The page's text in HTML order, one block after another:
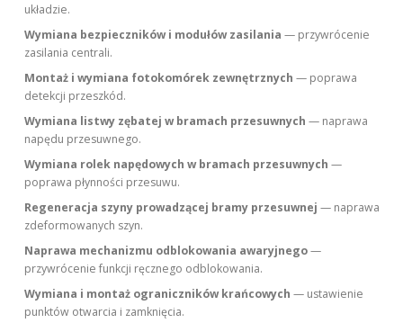
układzie.
Wymiana bezpieczników i modułów zasilania — przywrócenie
zasilania centrali.
Montaż i wymiana fotokomórek zewnętrznych — poprawa
detekcji przeszkód.
Wymiana listwy zębatej w bramach przesuwnych — naprawa
napędu przesuwnego.
Wymiana rolek napędowych w bramach przesuwnych —
poprawa płynności przesuwu.
Regeneracja szyny prowadzącej bramy przesuwnej — naprawa
zdeformowanych szyn.
Naprawa mechanizmu odblokowania awaryjnego—
przywrócenie funkcji ręcznego odblokowania.
Wymiana i montaż ograniczników krańcowych — ustawienie
punktów otwarcia i zamknięcia.